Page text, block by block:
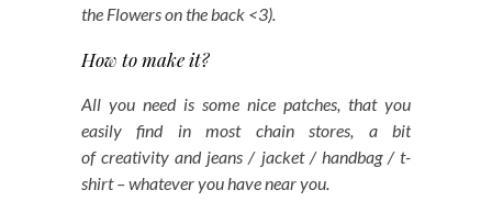
the Flowers on the back <3).
How to make it?
All you need is some nice patches, that you
easily find in most chain stores, a bit
of creativity and jeans / jacket / handbag / t-
shirt – whatever you have near you.